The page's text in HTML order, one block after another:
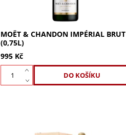
MOËT & CHANDON IMPÉRIAL BRUT
(0,75L)
995 Kč